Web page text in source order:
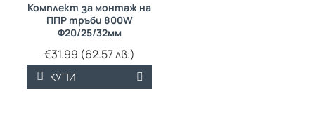
Комплект за монтаж на
ППР тръби 800W
Ф20/25/32мм
€31.99 (62.57 лв.)
КУПИ